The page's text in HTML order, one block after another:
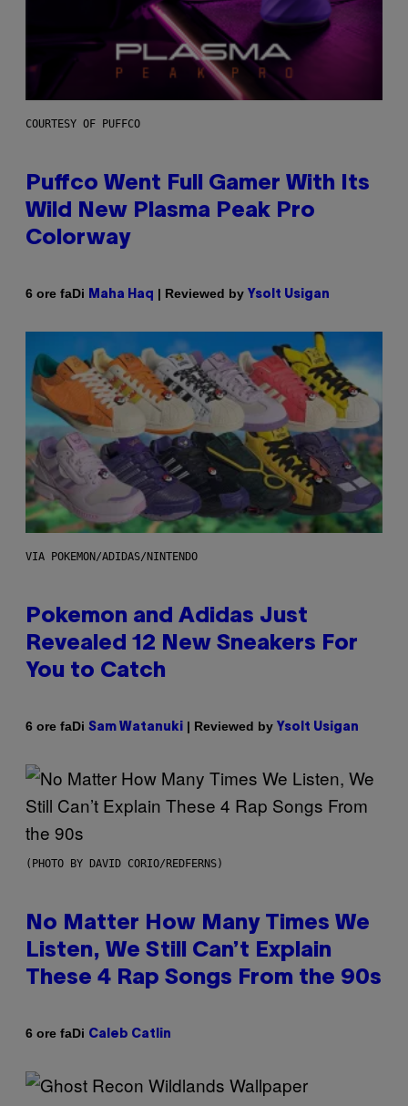
COURTESY OF PUFFCO
Puffco Went Full Gamer With Its
Wild New Plasma Peak Pro
Colorway
6 ore faDi Maha Haq | Reviewed by Ysolt Usigan
VIA POKEMON/ADIDAS/NINTENDO
Pokemon and Adidas Just
Revealed 12 New Sneakers For
You to Catch
6 ore faDi Sam Watanuki | Reviewed by Ysolt Usigan
(PHOTO BY DAVID CORIO/REDFERNS)
No Matter How Many Times We
Listen, We Still Can’t Explain
These 4 Rap Songs From the 90s
6 ore faDi Caleb Catlin